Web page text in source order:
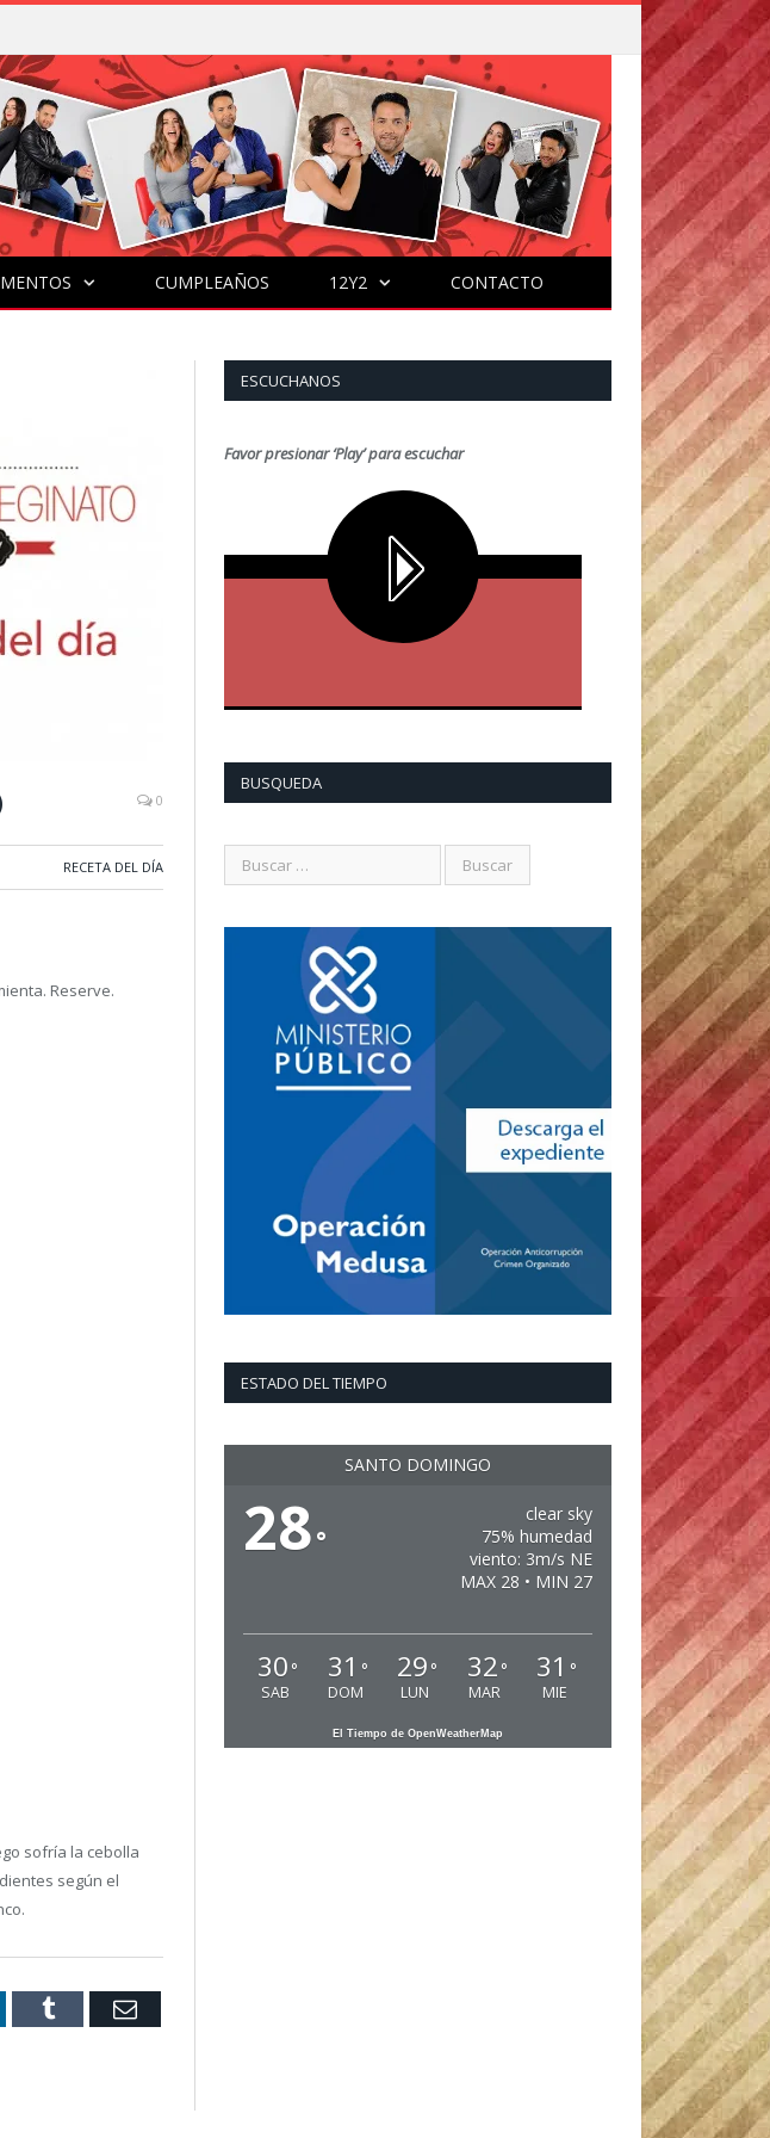
CUMPLEAÑOS 12Y2 CONTACTO
0
RECETA DEL DÍA
Reserve.
sofría la cebolla
según el
Tumblr Email
ESCUCHANOS
Favor presionar ‘Play’ para escuchar
BUSQUEDA
ESTADO DEL TIEMPO
SANTO DOMINGO
28°
clear sky
75% humedad
viento: 3m/s NE
MAX 28 • MIN 27
30 °
SAB
31 °
DOM
29 °
LUN
32 °
MAR
31 °
MIE
El Tiempo de OpenWeatherMap